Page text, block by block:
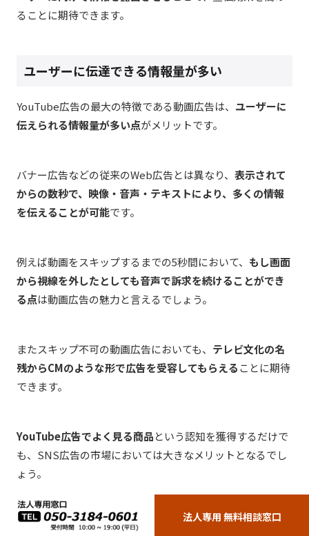
ることに期待できます。
ユーザーに伝達できる情報量が多い
YouTube広告の最大の特徴である動画広告は、 ユーザーに
伝えられる情報量が多い点がメリットです。
バナー広告などの従来のWeb広告とは異なり、 表示されて
からの数秒で、映像・音声・テキストにより、多くの情報
を伝えることが可能です。
例えば動画をスキップするまでの5秒間において、 もし画面
から視線を外したとしても音声で訴求を続けることができ
る点は動画広告の魅力と言えるでしょう。
またスキップ不可の動画広告においても、 テレビ文化の名
残からCMのような形で広告を受容してもらえることに期待
できます。
YouTube広告でよく見る商品という認知を獲得するだけで
も、SNS広告の市場においては大きなメリットとなるでし
ょう。
まとめ
法人専用 無料相談窓口